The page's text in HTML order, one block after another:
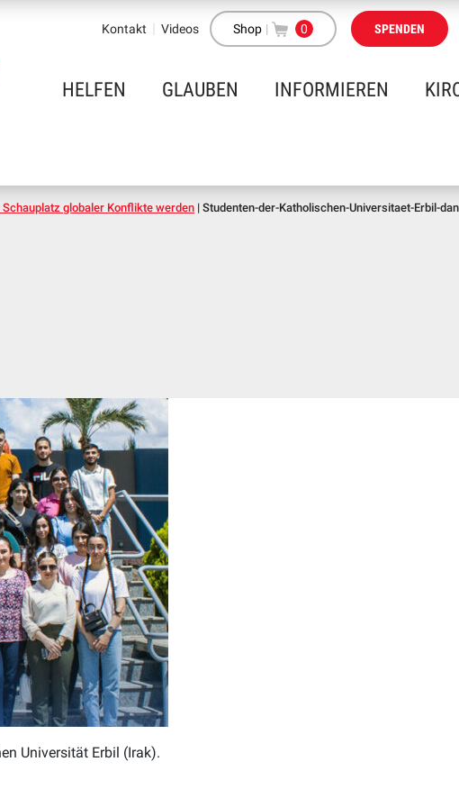
Kontakt Videos Shop | 0 SPENDEN
HELFEN GLAUBEN INFORMIEREN
globaler Konflikte werden | Studenten-der-Katholischen-Universitaet-Erbil-
Universität Erbil (Irak).